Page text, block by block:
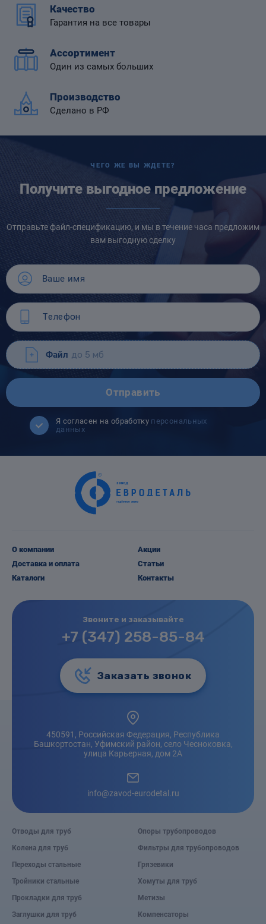
Качество
Гарантия на все товары
Ассортимент
Один из самых больших
Производство
Сделано в РФ
ЧЕГО ЖЕ ВЫ ЖДЕТЕ?
Получите выгодное предложение
Отправьте файл-спецификацию, и мы в течение часа предложим
вам выгодную сделку
Файл до 5 мб
Отправить
Я согласен на обработку персональных
данных
О компании
Доставка и оплата
Каталоги
Акции
Статьи
Контакты
Звоните и заказывайте
+7 (347) 258-85-84
Заказать звонок
450591, Российская Федерация, Республика
Башкортостан, Уфимский район, село Чесноковка,
улица Карьерная, дом 2А
info@zavod-eurodetal.ru
Отводы для труб
Колена для труб
Переходы стальные
Тройники стальные
Прокладки для труб
Заглушки для труб
Опоры трубопроводов
Фильтры для трубопроводов
Грязевики
Хомуты для труб
Метизы
Компенсаторы